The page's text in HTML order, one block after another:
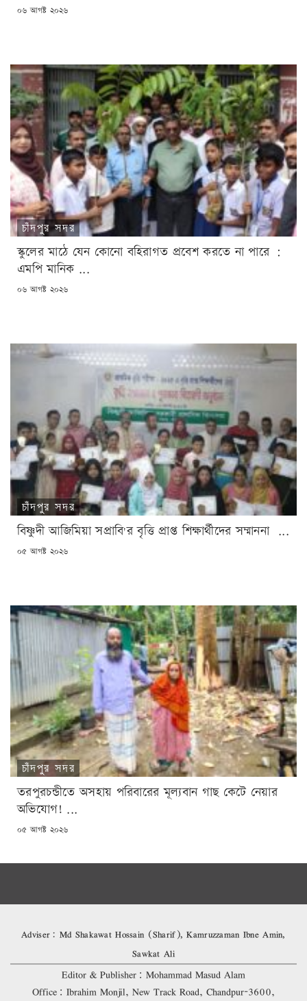
POSTED
০৬ আগষ্ট ২০২৬
চাঁদপুর সদর
স্কুলের মাঠে যেন কোনো বহিরাগত প্রবেশ করতে না পারে :
এমপি মানিক ...
POSTED
০৬ আগষ্ট ২০২৬
চাঁদপুর সদর
বিষ্ণুদী আজিমিয়া সপ্রাবি'র বৃত্তি প্রাপ্ত শিক্ষার্থীদের সম্মাননা ...
POSTED
০৫ আগষ্ট ২০২৬
চাঁদপুর সদর
তরপুরচন্ডীতে অসহায় পরিবারের মূল্যবান গাছ কেটে নেয়ার
অভিযোগ! ...
POSTED
০৫ আগষ্ট ২০২৬
Adviser: Md Shakawat Hossain (Sharif), Kamruzzaman Ibne Amin,
Sawkat Ali
Editor & Publisher: Mohammad Masud Alam
Office: Ibrahim Monjil, New Track Road, Chandpur-3600,